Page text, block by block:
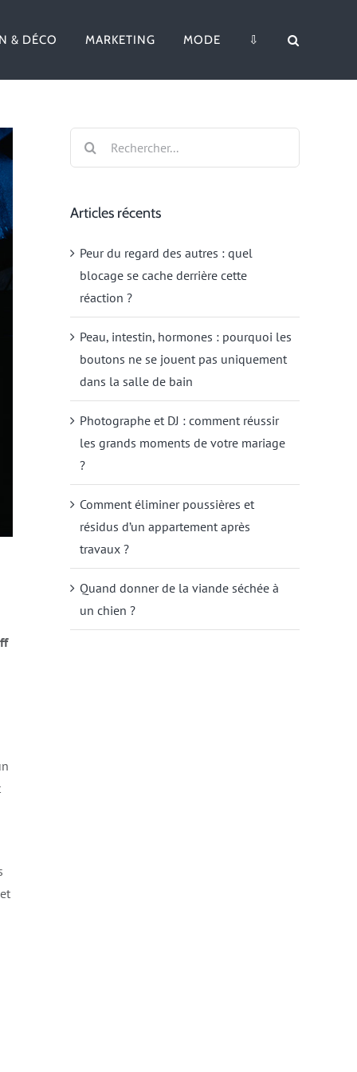
& DÉCO MARKETING MODE ⇩
Rechercher:
Articles récents
Peur du regard des autres : quel
blocage se cache derrière cette
réaction ?
Peau, intestin, hormones : pourquoi les
boutons ne se jouent pas uniquement
dans la salle de bain
Photographe et DJ : comment réussir
les grands moments de votre mariage
?
Comment éliminer poussières et
résidus d’un appartement après
travaux ?
Quand donner de la viande séchée à
un chien ?